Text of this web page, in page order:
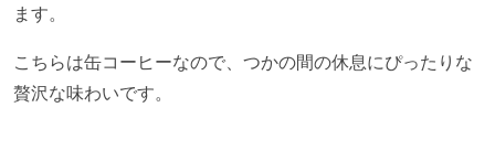
ます。
こちらは缶コーヒーなので、つかの間の休息にぴったりな
贅沢な味わいです。